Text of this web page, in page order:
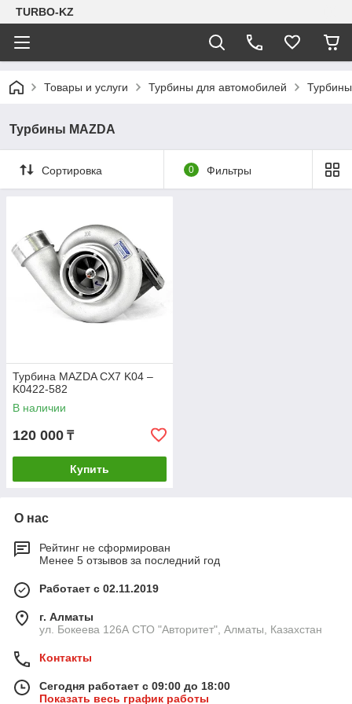
TURBO-KZ
Товары и услуги Турбины для автомобилей
Турбины MAZDA
Сортировка 0 Фильтры
Турбина MAZDA CX7 K04 –
K0422-582
В наличии
120 000 ₸
Купить
О нас
Рейтинг не сформирован
Менее 5 отзывов за последний год
Работает с 02.11.2019
г. Алматы
ул. Бокеева 126А СТО "Авторитет", Алматы, Казахстан
Контакты
Сегодня работает с 09:00 до 18:00
Показать весь график работы